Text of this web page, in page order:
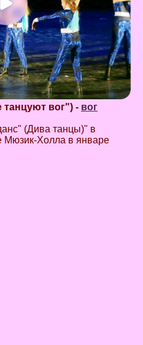
вог") - вог
(Дива танцы)" в
Мюзик-Холла в январе